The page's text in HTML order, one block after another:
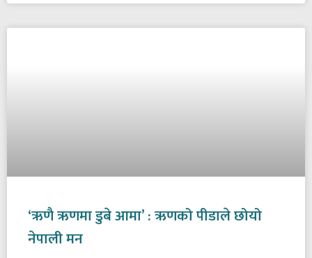
‘ऋणै ऋणमा डुबे आमा’ : ऋणको पीडाले छोयो
नेपाली मन